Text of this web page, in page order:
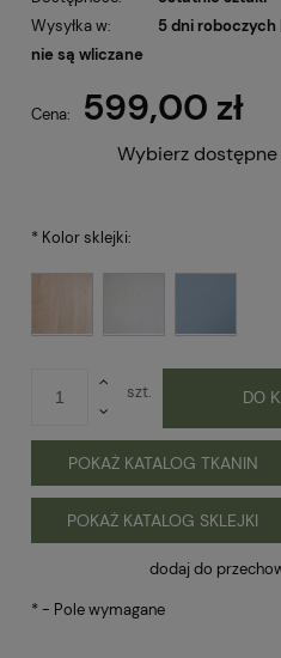
Wysyłka w:
5 dni roboczych
nie są wliczane
Cena: 599,00 zł
Wybierz
* Kolor sklejki:
szt. DO
POKAŻ KATALOG TKANIN
POKAŻ KATALOG SKLEJKI
dodaj do
*- Pole wymagane